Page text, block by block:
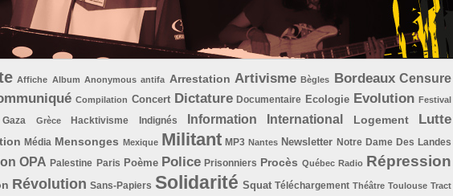
Affiche Album Anonymous antifa Arrestation Artivisme Bègles Bordeaux Censure
Compilation Concert Dictature Documentaire Ecologie Evolution Festival
Gaza Grèce Hacktivisme Indignés Information International Logement Lutte
Média Mensonges Mexique Militant MP3 Nantes Newsletter Notre Dame Des Landes
OPA Palestine Paris Poème Police Prisonniers Procès Québec Radio Répression
Révolution Sans-Papiers Solidarité Squat Téléchargement Théâtre Toulouse Tract